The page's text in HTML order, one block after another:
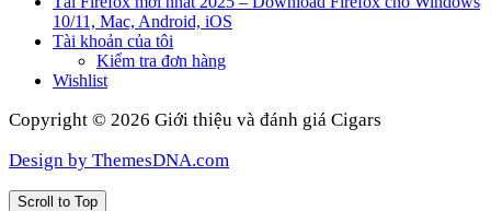
10/11, Mac, Android, iOS
Tài khoản của tôi
Kiểm tra đơn hàng
Wishlist
Copyright © 2026 Giới thiệu và đánh giá Cigars
Design by ThemesDNA.com
Scroll to Top